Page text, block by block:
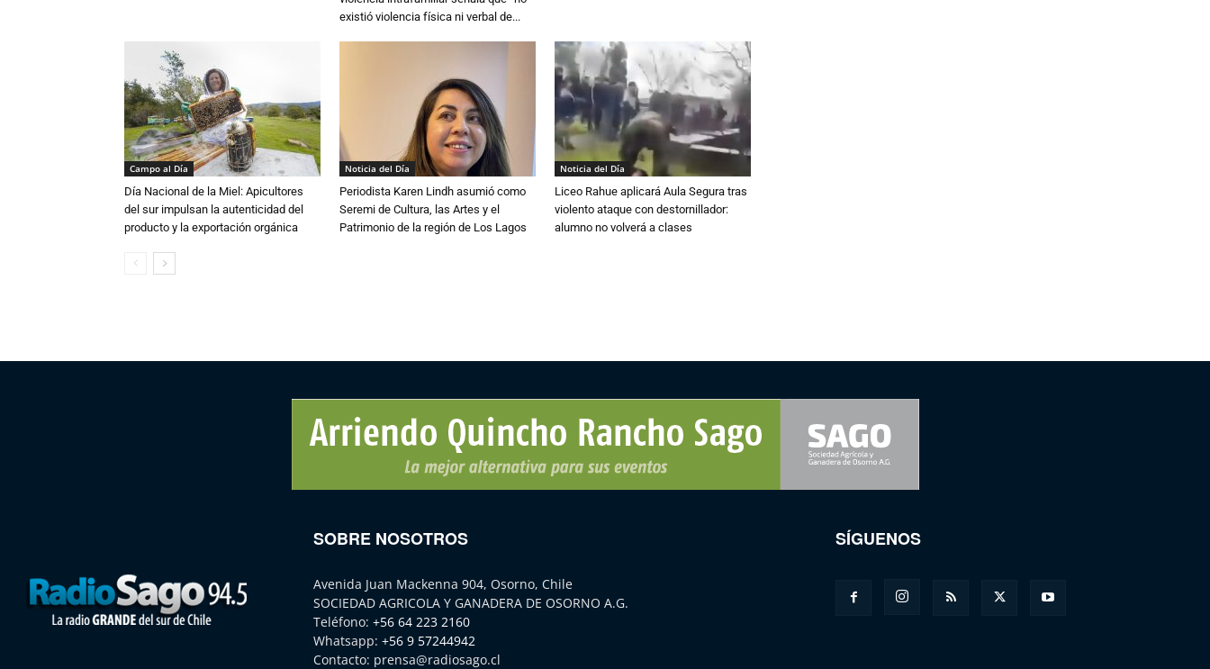
existió violencia física ni verbal de...
Campo al Día
Día Nacional de la Miel: Apicultores
del sur impulsan la autenticidad del
producto y la exportación orgánica
Noticia del Día
Periodista Karen Lindh asumió como
Seremi de Cultura, las Artes y el
Patrimonio de la región de Los Lagos
Noticia del Día
Liceo Rahue aplicará Aula Segura tras
violento ataque con destornillador:
alumno no volverá a clases
SOBRE NOSOTROS
Avenida Juan Mackenna 904, Osorno, Chile
SOCIEDAD AGRICOLA Y GANADERA DE OSORNO A.G.
Teléfono: +56 64 223 2160
Whatsapp: +56 9 57244942
Contacto: prensa@radiosago.cl
SÍGUENOS